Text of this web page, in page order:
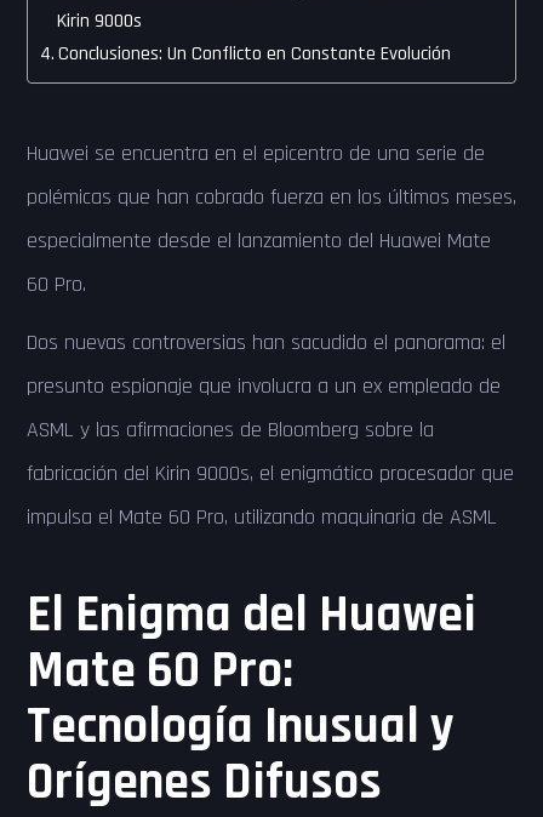
Kirin 9000s
Conclusiones: Un Conflicto en Constante Evolución
Huawei se encuentra en el epicentro de una serie de
polémicas que han cobrado fuerza en los últimos meses,
especialmente desde el lanzamiento del Huawei Mate
60 Pro.
Dos nuevas controversias han sacudido el panorama: el
presunto espionaje que involucra a un ex empleado de
ASML y las afirmaciones de Bloomberg sobre la
fabricación del Kirin 9000s, el enigmático procesador que
impulsa el Mate 60 Pro, utilizando maquinaria de ASML
El Enigma del Huawei
Mate 60 Pro:
Tecnología Inusual y
Orígenes Difusos